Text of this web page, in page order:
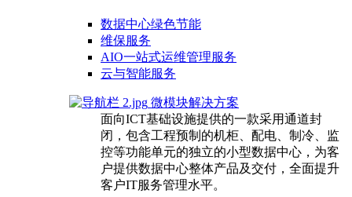
数据中心绿色节能
维保服务
AIO一站式运维管理服务
云与智能服务
微模块解决方案
面向ICT基础设施提供的一款采用通道封
闭，包含工程预制的机柜、配电、制冷、监
控等功能单元的独立的小型数据中心，为客
户提供数据中心整体产品及交付，全面提升
客户IT服务管理水平。